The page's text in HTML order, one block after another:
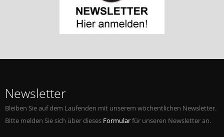
Newsletter
Bleiben Sie auf dem Laufenden mit unserem wöchentlichen Newsletter.
Bitte melden Sie sich über dieses Formularfür unseren Newsletter an.